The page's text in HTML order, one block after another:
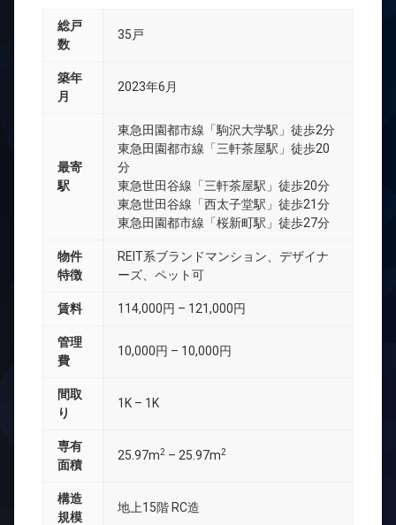
総戸
数
35戸
築年
月
2023年6月
最寄
駅
東急田園都市線「駒沢大学駅」徒歩2分
東急田園都市線「三軒茶屋駅」徒歩20
分
東急世田谷線「三軒茶屋駅」徒歩20分
東急世田谷線「西太子堂駅」徒歩21分
東急田園都市線「桜新町駅」徒歩27分
物件
特徴
REIT系ブランドマンション、デザイナ
ーズ、ペット可
賃料 114,000円 – 121,000円
管理
費
10,000円 – 10,000円
間取
り
1K – 1K
専有
面積
25.97m2 – 25.97m2
構造
規模
地上15階 RC造